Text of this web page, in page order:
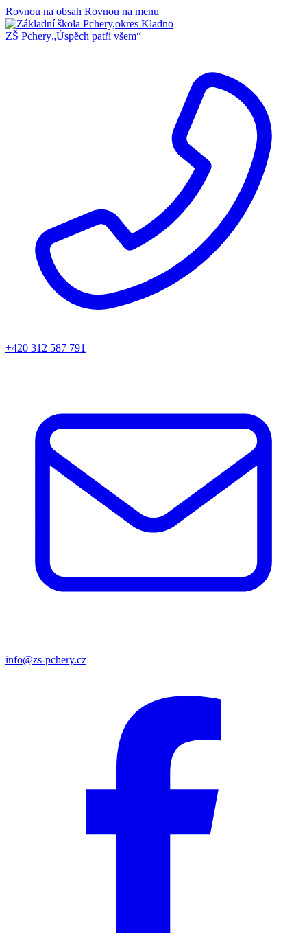
Rovnou na obsah Rovnou na menu
ZŠ Pchery„Úspěch patří všem“
+420 312 587 791
info@zs-pchery.cz